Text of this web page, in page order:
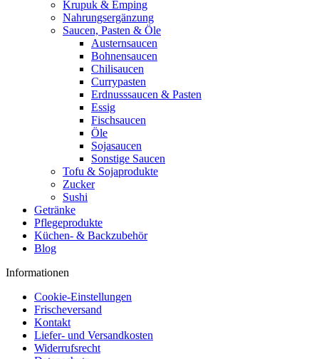
Krupuk & Emping
Nahrungsergänzung
Saucen, Pasten & Öle
Austernsaucen
Bohnensaucen
Chilisaucen
Currypasten
Erdnusssaucen & Pasten
Essig
Fischsaucen
Öle
Sojasaucen
Sonstige Saucen
Tofu & Sojaprodukte
Zucker
Sushi
Getränke
Pflegeprodukte
Küchen- & Backzubehör
Blog
Informationen
Cookie-Einstellungen
Frischeversand
Kontakt
Liefer- und Versandkosten
Widerrufsrecht